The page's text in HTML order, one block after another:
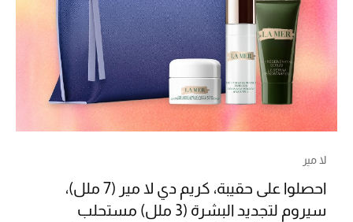
حقائب رجالية
العناية الشخصية بالرجال
صُممت للرجال
تسوقوا للرجال
الأطفال
لا مير
احصلوا على حقيبة، كريم دي لا مير (7 ملل)،
سيروم لتجديد البشرة (3 ملل) مستحلب